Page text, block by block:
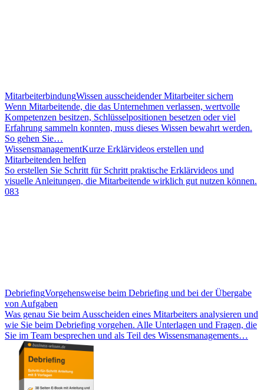
MitarbeiterbindungWissen ausscheidender Mitarbeiter sichern
Wenn Mitarbeitende, die das Unternehmen verlassen, wertvolle
Kompetenzen besitzen, Schlüsselpositionen besetzen oder viel
Erfahrung sammeln konnten, muss dieses Wissen bewahrt werden.
So gehen Sie…
WissensmanagementKurze Erklärvideos erstellen und
Mitarbeitenden helfen
So erstellen Sie Schritt für Schritt praktische Erklärvideos und
visuelle Anleitungen, die Mitarbeitende wirklich gut nutzen können.
083
DebriefingVorgehensweise beim Debriefing und bei der Übergabe
von Aufgaben
Was genau Sie beim Ausscheiden eines Mitarbeiters analysieren und
wie Sie beim Debriefing vorgehen. Alle Unterlagen und Fragen, die
Sie im Team besprechen und als Teil des Wissensmanagements…